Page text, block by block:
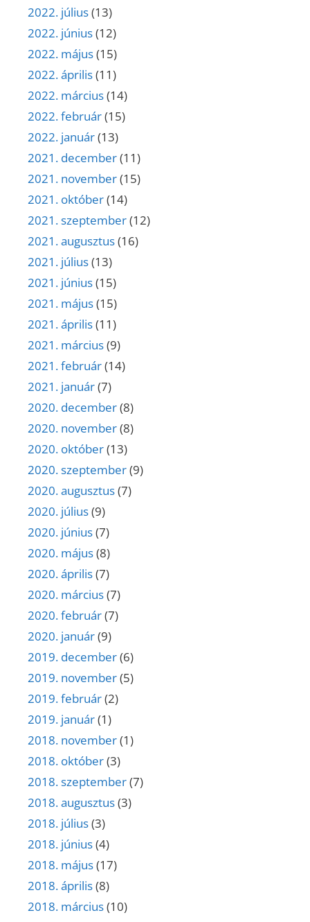
2022. július(13)
2022. június(12)
2022. május(15)
2022. április(11)
2022. március(14)
2022. február(15)
2022. január(13)
2021. december(11)
2021. november(15)
2021. október(14)
2021. szeptember(12)
2021. augusztus(16)
2021. július(13)
2021. június(15)
2021. május(15)
2021. április(11)
2021. március(9)
2021. február(14)
2021. január(7)
2020. december(8)
2020. november(8)
2020. október(13)
2020. szeptember(9)
2020. augusztus(7)
2020. július(9)
2020. június(7)
2020. május(8)
2020. április(7)
2020. március(7)
2020. február(7)
2020. január(9)
2019. december(6)
2019. november(5)
2019. február(2)
2019. január(1)
2018. november(1)
2018. október(3)
2018. szeptember(7)
2018. augusztus(3)
2018. július(3)
2018. június(4)
2018. május(17)
2018. április(8)
2018. március(10)